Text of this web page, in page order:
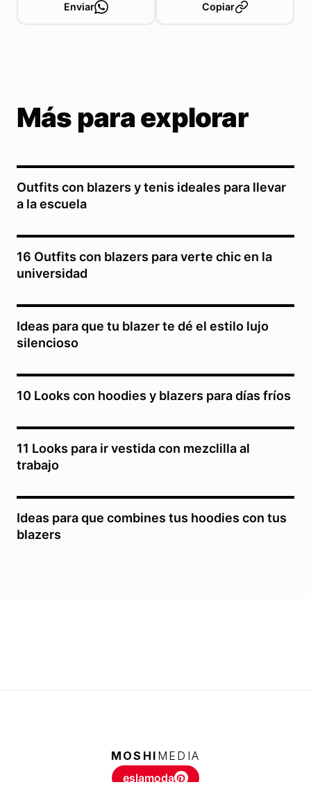
Enviar Copiar
Más para explorar
Outfits con blazers y tenis ideales para llevar
a la escuela
16 Outfits con blazers para verte chic en la
universidad
Ideas para que tu blazer te dé el estilo lujo
silencioso
10 Looks con hoodies y blazers para días fríos
11 Looks para ir vestida con mezclilla al
trabajo
Ideas para que combines tus hoodies con tus
blazers
MOSHI MEDIA
eslamoda